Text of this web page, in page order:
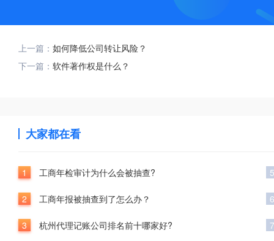
上一篇： 如何降低公司转让风险？
下一篇： 软件著作权是什么？
大家都在看
1 工商年检审计为什么会被抽查?
2 工商年报被抽查到了怎么办？
3 杭州代理记账公司排名前十哪家好?
5
6
7